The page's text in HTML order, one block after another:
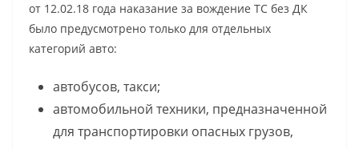
от 12.02.18 года наказание за вождение ТС без ДК
было предусмотрено только для отдельных
категорий авто:
автобусов, такси;
автомобильной техники, предназначенной
для транспортировки опасных грузов,